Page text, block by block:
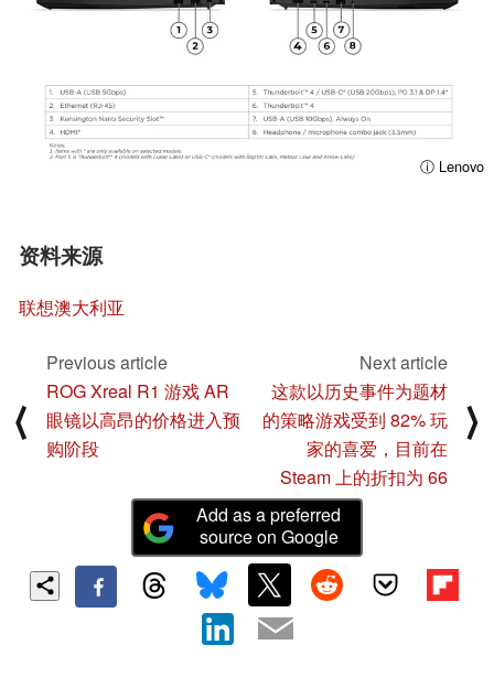
ⓘ Lenovo
资料来源
联想澳大利亚
⟨
Previous article
ROG Xreal R1 游戏 AR
眼镜以高昂的价格进入预
购阶段
Next article
这款以历史事件为题材
的策略游戏受到 82% 玩
家的喜爱，目前在
Steam 上的折扣为 66
⟩
Add as a preferred
source on Google